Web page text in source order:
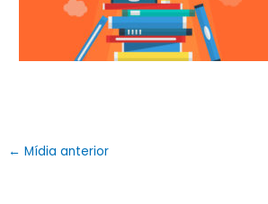
← Mídia anterior